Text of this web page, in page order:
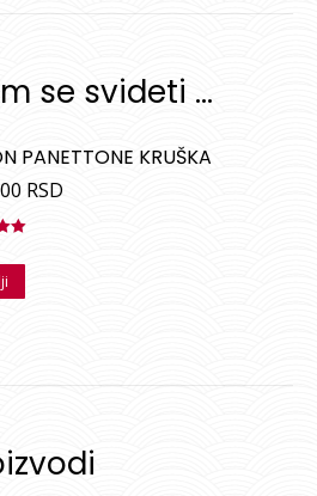
se svideti …
PANETTONE KRUŠKA
RSD
od